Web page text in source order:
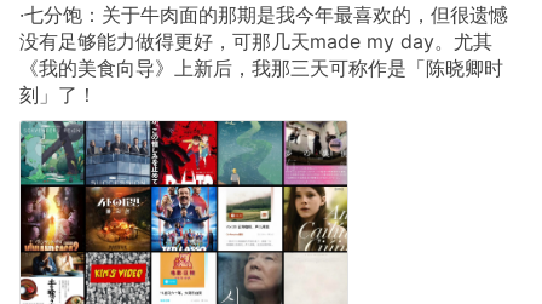
·七分饱：关于牛肉面的那期是我今年最喜欢的，但很遗憾
没有足够能力做得更好，可那几天made my day。尤其
《我的美食向导》上新后，我那三天可称作是「陈晓卿时
刻」了！